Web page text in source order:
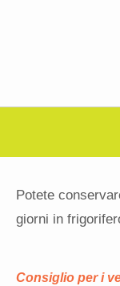
Potete
giorni in
Consiglio per i